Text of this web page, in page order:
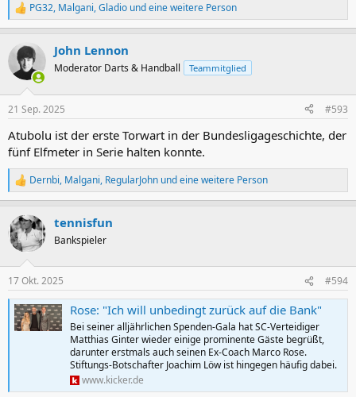
R
e
k
i
e
:
PG32, Malgani,Gladio und eine weitere Person
John Lennon
Moderator Darts & Handball Teammitglied
21 Sep. 2025 #593
Atubolu ist der erste Torwart in der Bundesligageschichte, der
fünf Elfmeter in Serie halten konnte.
R
e
k
t
i
e
n
:
Dernbi, Malgani, RegularJohn und eine weitere Person
tennisfun
Bankspieler
17 Okt. 2025 #594
Rose: "Ich will unbedingt zurück auf die Bank"
Bei seiner alljährlichen Spenden-Gala hat SC-Verteidiger
Matthias Ginter wieder einige prominente Gäste begrüßt,
darunter erstmals auch seinen Ex-Coach Marco Rose.
Stiftungs-Botschafter Joachim Löw ist hingegen häufig dabei.
www.kicker.de